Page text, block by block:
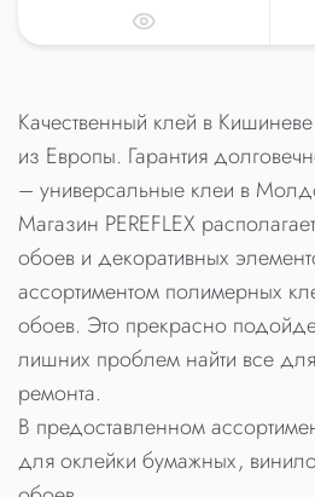
Качественный клей в
из Европы. Гарантия
– универсальные клеи в
Магазин PEREFLEX
обоев и декоративных
ассортиментом полимерных
обоев. Это прекрасно
лишних проблем найти все
ремонта.
В предоставленном
для оклейки бумажных,